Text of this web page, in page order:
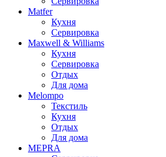
Matfer
Кухня
Сервировка
Maxwell & Williams
Кухня
Сервировка
Отдых
Для дома
Melompo
Текстиль
Кухня
Отдых
Для дома
MEPRA